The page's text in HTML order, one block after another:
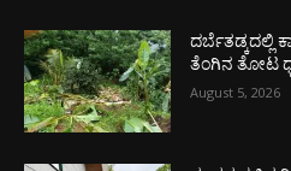
ದರ್ಬೆತಡ್ಕದಲ್ಲಿ
ತೆಂಗಿನ ತೋಟ
August 5, 2026